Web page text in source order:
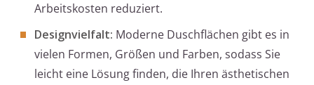
Arbeitskosten reduziert.
Designvielfalt: Moderne Duschflächen gibt es in
vielen Formen, Größen und Farben, sodass Sie
leicht eine Lösung finden, die Ihren ästhetischen